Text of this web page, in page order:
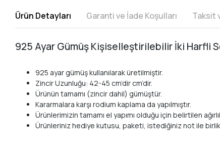
Ürün Detayları Garanti ve İade Koşulları Taksit
925 Ayar Gümüş Kişiselleştirilebilir İki Harfli
925 ayar gümüş kullanılarak üretilmiştir.
Zincir Uzunluğu: 42-45 cm’dir cm’dir.
Ürünün tamamı (zincir dahil) gümüştür.
Kararmalara karşı rodium kaplama da yapılmıştır.
Ürünlerimizin tamamı el yapımı olduğu için belirtilen
Ürünleriniz hediye kutusu, paketi, istediğiniz not ile